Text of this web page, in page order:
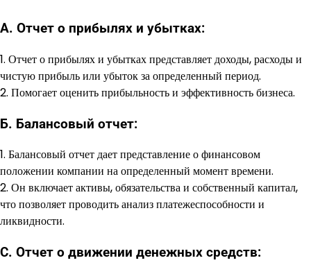
А. Отчет о прибылях и убытках:
1. Отчет о прибылях и убытках представляет доходы, расходы и
чистую прибыль или убыток за определенный период.
2. Помогает оценить прибыльность и эффективность бизнеса.
Б. Балансовый отчет:
1. Балансовый отчет дает представление о финансовом
положении компании на определенный момент времени.
2. Он включает активы, обязательства и собственный капитал,
что позволяет проводить анализ платежеспособности и
ликвидности.
C. Отчет о движении денежных средств: